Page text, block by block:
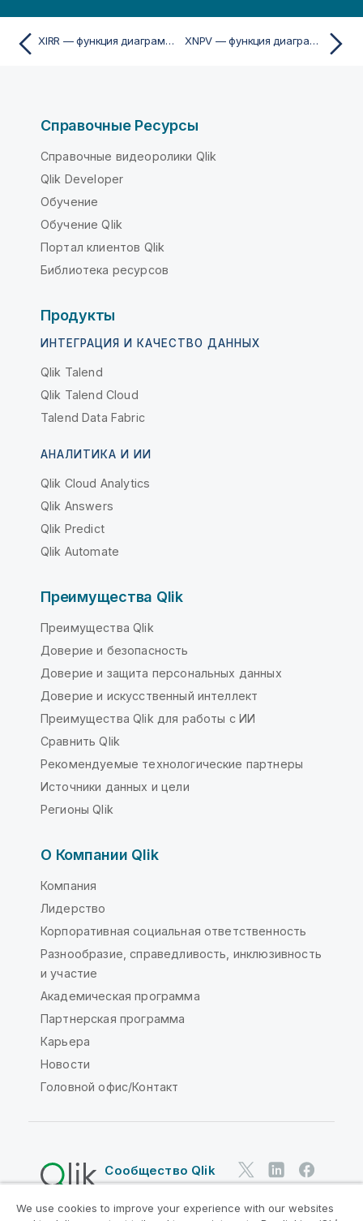
XIRR — функция диаграммы XNPV — функция диаграммы
Справочные Ресурсы
Справочные видеоролики Qlik
Qlik Developer
Обучение
Обучение Qlik
Портал клиентов Qlik
Библиотека ресурсов
Продукты
ИНТЕГРАЦИЯ И КАЧЕСТВО ДАННЫХ
Qlik Talend
Qlik Talend Cloud
Talend Data Fabric
АНАЛИТИКА И ИИ
Qlik Cloud Analytics
Qlik Answers
Qlik Predict
Qlik Automate
Преимущества Qlik
Преимущества Qlik
Доверие и безопасность
Доверие и защита персональных данных
Доверие и искусственный интеллект
Преимущества Qlik для работы с ИИ
Сравнить Qlik
Рекомендуемые технологические партнеры
Источники данных и цели
Регионы Qlik
О Компании Qlik
Компания
Лидерство
Корпоративная социальная ответственность
Разнообразие, справедливость, инклюзивность
и участие
Академическая программа
Партнерская программа
Карьера
Новости
Головной офис/Контакт
Сообщество Qlik
Юридические соглашения
We use cookies to improve your experience with our websites